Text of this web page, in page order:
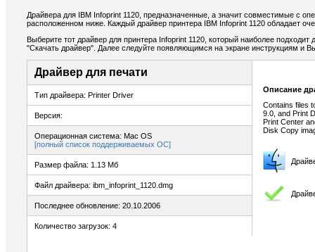
Драйвера для IBM Infoprint 1120, предназначенные, а значит совместимые с
расположенном ниже. Каждый драйвер принтера IBM Infoprint 1120 обладает
Выберите тот драйвер для принтера Infoprint 1120, который наиболее
"Скачать драйвер". Далее следуйте появляющимся на экране инструкциям и
Драйвер для печати
Тип драйвера: Printer Driver
Версия:
Операционная система: Mac OS
[полный список поддерживаемых ОС]
Размер файла: 1.13 Мб
Файл драйвера: ibm_infoprint_1120.dmg
Последнее обновление: 20.10.2006
Количество загрузок: 4
Описание
Contains files
9.0, and Print
Print Center
Disk Copy